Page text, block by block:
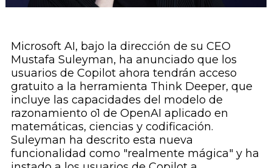
Microsoft AI, bajo la dirección de su CEO
Mustafa Suleyman, ha anunciado que los
usuarios de Copilot ahora tendrán acceso
gratuito a la herramienta Think Deeper, que
incluye las capacidades del modelo de
razonamiento o1 de OpenAI aplicado en
matemáticas, ciencias y codificación.
Suleyman ha descrito esta nueva
funcionalidad como "realmente mágica" y ha